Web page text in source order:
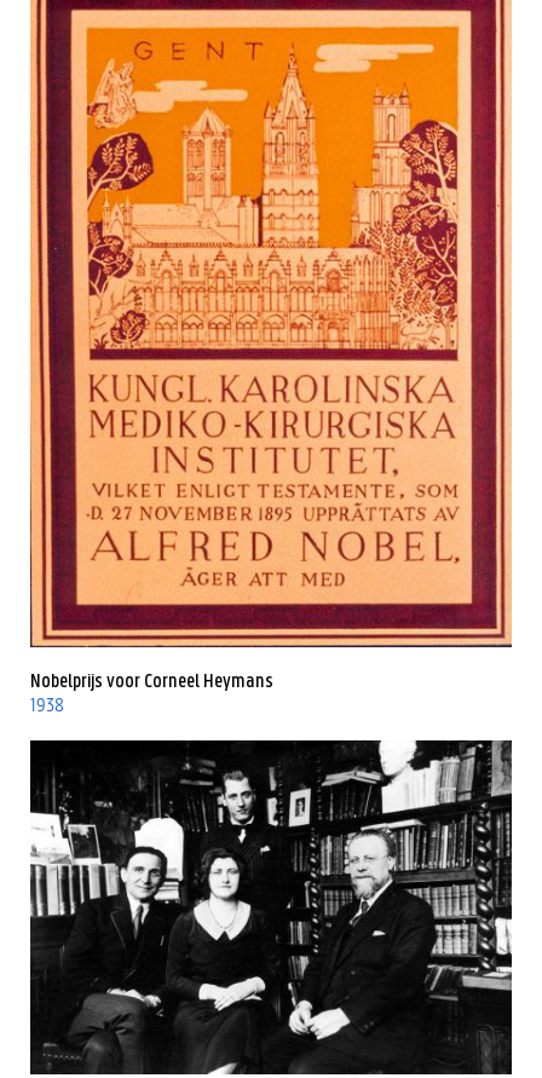
Nobelprijs voor Corneel Heymans
1938